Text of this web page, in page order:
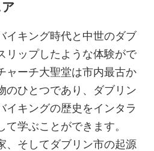
イキング時代と中世のダブ
リップしたような体験がで
ャーチ大聖堂は市内最古か
のひとつであり、ダブリン
イキングの歴史をインタラ
て学ぶことができます。
、そしてダブリン市の起源